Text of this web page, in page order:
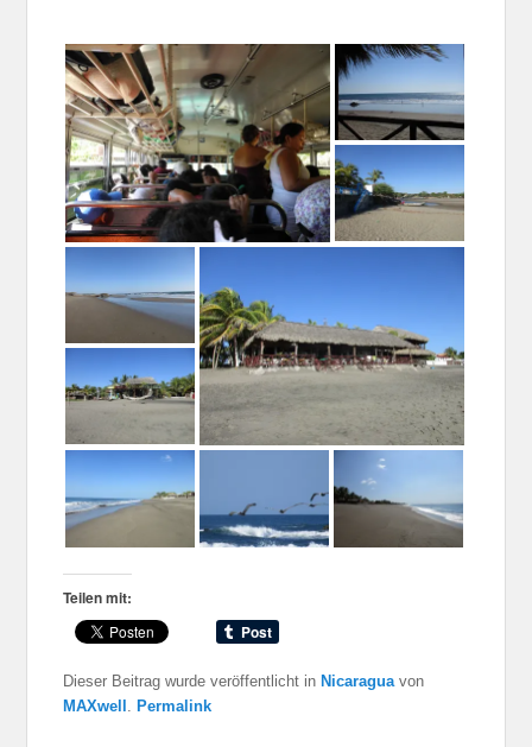
Teilen mit:
Dieser Beitrag wurde veröffentlicht in Nicaragua von
MAXwell
Permalink